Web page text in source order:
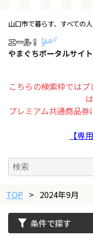
山口市で暮らす、すべての
こちらの検索枠では
プレミアム共通商品
【専
トップページ
その他
求人情報
お得
TOP > 2024年9月
条件で探す